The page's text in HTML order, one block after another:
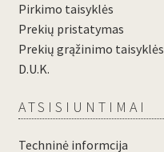
Pirkimo taisyklės
Prekių pristatymas
Prekių grąžinimo taisyklės
D.U.K.
ATSISIUNTIMAI
Techninė informcija